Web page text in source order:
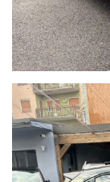
Per ulteriori
email oppure
tel. 02 89617387
Cell. 333 7658357
Cell. 393 0596200
Sito web:
Nota bene:
Le informazioni
possono